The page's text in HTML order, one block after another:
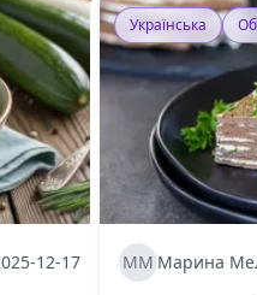
12-17
Українська
МММарина